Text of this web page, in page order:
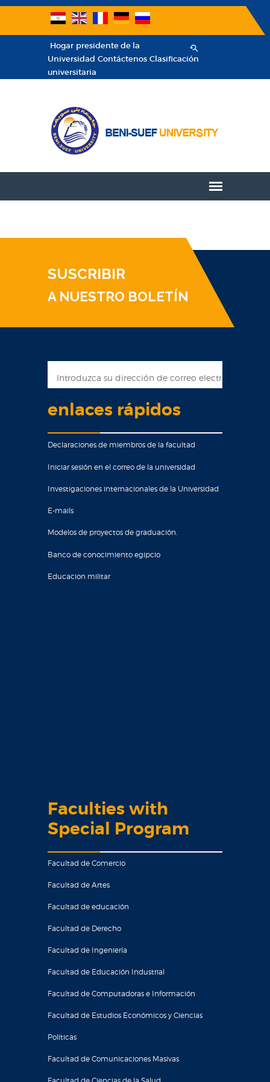
Hogar presidente de la
Universidad Contáctenos Clasificación
universitaria
SUSCRIBIR
A NUESTRO BOLETÍN
enlaces rápidos
Declaraciones de miembros de la facultad
Iniciar sesión en el correo de la universidad
Investigaciones internacionales de la Universidad
E-mails
Modelos de proyectos de graduación.
Banco de conocimiento egipcio
Educacion militar
Faculties with
Special Program
Facultad de Comercio
Facultad de Artes
Facultad de educación
Facultad de Derecho
Facultad de Ingeniería
Facultad de Educación Industrial
Facultad de Computadoras e Información
Facultad de Estudios Económicos y Ciencias
Políticas
Facultad de Comunicaciones Masivas